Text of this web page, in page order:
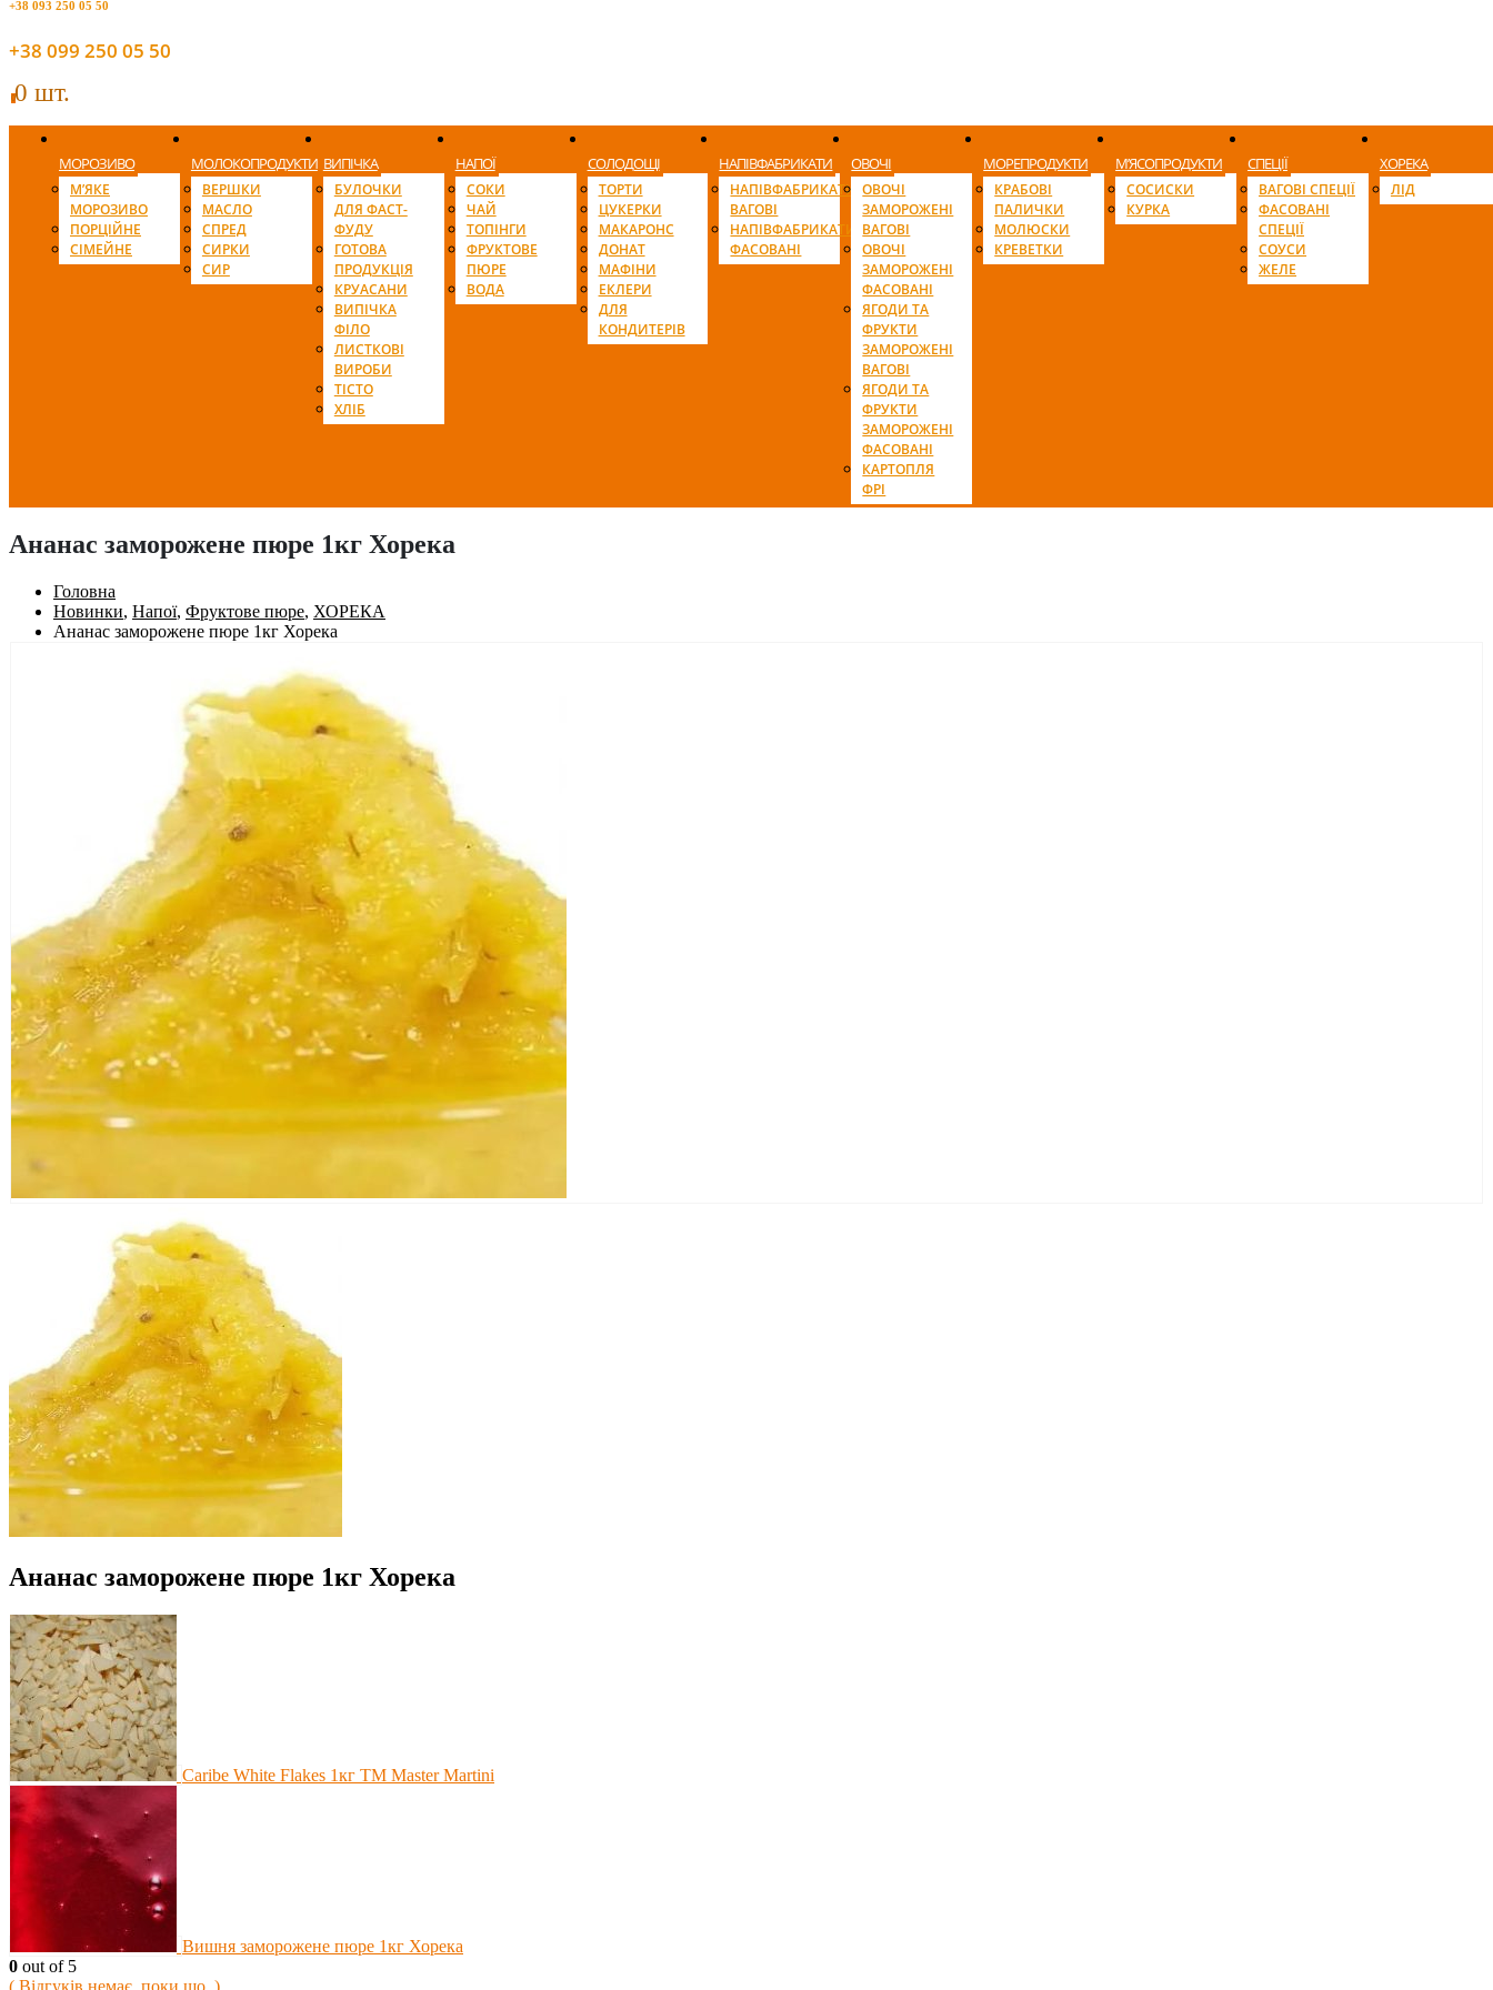
+38 093 250 05 50
+38 099 250 05 50
00 шт.
МОРОЗИВО
М’ЯКЕ
МОРОЗИВО
ПОРЦІЙНЕ
СІМЕЙНЕ
МОЛОКОПРОДУКТИ
ВЕРШКИ
МАСЛО
СПРЕД
СИРКИ
СИР
ВИПІЧКА
БУЛОЧКИ
ДЛЯ ФАСТ-
ФУДУ
ГОТОВА
ПРОДУКЦІЯ
КРУАСАНИ
ВИПІЧКА
ФІЛО
ЛИСТКОВІ
ВИРОБИ
ТІСТО
ХЛІБ
НАПОЇ
СОКИ
ЧАЙ
ТОПІНГИ
ФРУКТОВЕ
ПЮРЕ
ВОДА
СОЛОДОЩІ
ТОРТИ
ЦУКЕРКИ
МАКАРОНС
ДОНАТ
МАФІНИ
ЕКЛЕРИ
ДЛЯ
КОНДИТЕРІВ
НАПІВФАБРИКАТИ
НАПІВФАБРИКАТИ
ВАГОВІ
НАПІВФАБРИКАТИ
ФАСОВАНІ
ОВОЧІ
ОВОЧІ
ЗАМОРОЖЕНІ
ВАГОВІ
ОВОЧІ
ЗАМОРОЖЕНІ
ФАСОВАНІ
ЯГОДИ ТА
ФРУКТИ
ЗАМОРОЖЕНІ
ВАГОВІ
ЯГОДИ ТА
ФРУКТИ
ЗАМОРОЖЕНІ
ФАСОВАНІ
КАРТОПЛЯ
ФРІ
МОРЕПРОДУКТИ
КРАБОВІ
ПАЛИЧКИ
МОЛЮСКИ
КРЕВЕТКИ
М’ЯСОПРОДУКТИ
СОСИСКИ
КУРКА
СПЕЦІЇ
ВАГОВІ СПЕЦІЇ
ФАСОВАНІ
СПЕЦІЇ
СОУСИ
ЖЕЛЕ
ХОРЕКА
ЛІД
Ананас заморожене пюре 1кг Хорека
Головна
Новинки, Напої, Фруктове пюре, ХОРЕКА
Ананас заморожене пюре 1кг Хорека
Ананас заморожене пюре 1кг Хорека
Caribe White Flakes 1кг ТМ Master Martini
Вишня заморожене пюре 1кг Хорека
0 out of 5